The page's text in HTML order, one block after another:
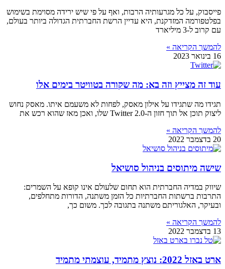
פייסבוק, על כל מגרעותיה הרבות, ואף על פי שיש ירידה מסוימת בשימוש
בפלטפורמה המזדקנת, היא עדיין הרשת החברתית הגדולה ביותר בעולם,
עם קרוב ל-3 מיליארד
להמשך הקריאה »
16 בינואר 2023
עוד זה מצייץ וזה בא: מה שקורה בטוויטר בימים אלו
תגידו מה שתגידו על אילון מאסק, לפחות לא משעמם איתו. מאסק נחוש
ליצוק תוכן אל תוך חזון ה-Twitter 2.0 שלו, ואכן מאז שהוא רכש את
להמשך הקריאה »
20 בדצמבר 2022
שישה מיתוסים בניהול סושיאל
שיווק במדיה החברתית הוא תחום שלעולם אינו קופא על השמרים:
התרבות ברשתות החברתיות כל הזמן משתנה, הדורות מתחלפים,
ובעיקר, האלגוריתם משתנה בתגובה לכך. משום כך,
להמשך הקריאה »
13 בדצמבר 2022
ארט באזל 2022: נוצץ מתמיד, עוצמתי מתמיד